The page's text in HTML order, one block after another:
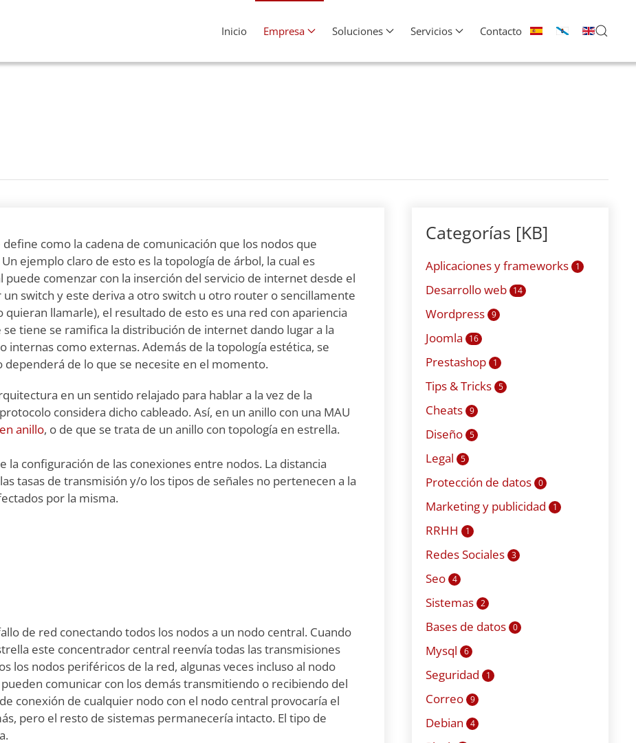
Inicio Empresa Soluciones Servicios Contacto
define como la cadena de comunicación que los nodos que
ejemplo claro de esto es la topología de árbol, la cual es
puede comenzar con la inserción del servicio de internet desde el
switch y este deriva a otro switch u otro router o sencillamente
llamarle), el resultado de esto es una red con apariencia
tiene se ramifica la distribución de internet dando lugar a la
internas como externas. Además de la topología estética, se
dependerá de lo que se necesite en el momento.
en un sentido relajado para hablar a la vez de la
considera dicho cableado. Así, en un anillo con una MAU
anillo, o de que se trata de un anillo con topología en estrella.
configuración de las conexiones entre nodos. La distancia
tasas de transmisión y/o los tipos de señales no pertenecen a la
por la misma.
de red conectando todos los nodos a un nodo central. Cuando
este concentrador central reenvía todas las transmisiones
los nodos periféricos de la red, algunas veces incluso al nodo
comunicar con los demás transmitiendo o recibiendo del
conexión de cualquier nodo con el nodo central provocaría el
pero el resto de sistemas permanecería intacto. El tipo de
Categorías [KB]
Aplicaciones y frameworks 1
Desarrollo web 14
Wordpress 9
Joomla 16
Prestashop 1
Tips & Tricks 5
Cheats 9
Diseño 5
Legal 5
Protección de datos 0
Marketing y publicidad 1
RRHH 1
Redes Sociales 3
Seo 4
Sistemas 2
Bases de datos 0
Mysql 6
Seguridad 1
Correo 9
Debian 4